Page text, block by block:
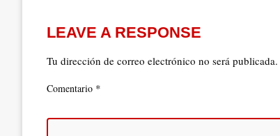
LEAVE A RESPONSE
Tu dirección de correo electrónico no será publicada.
Comentario *